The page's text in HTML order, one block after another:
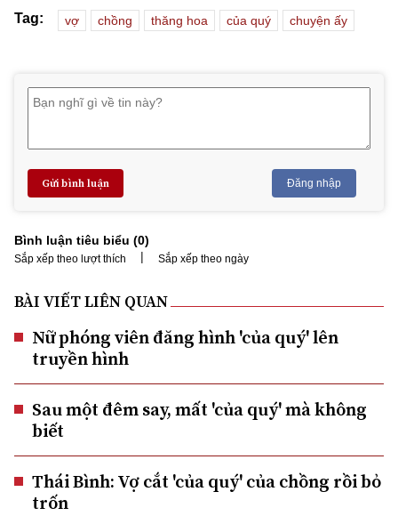
Tag: vợ chồng thăng hoa của quý chuyện ấy
Gửi bình luận Đăng nhập
Bình luận tiêu biểu (0)
Sắp xếp theo lượt thích | Sắp xếp theo ngày
BÀI VIẾT LIÊN QUAN
Nữ phóng viên đăng hình 'của quý' lên
truyền hình
Sau một đêm say, mất 'của quý' mà không
biết
Thái Bình: Vợ cắt 'của quý' của chồng rồi bỏ
trốn